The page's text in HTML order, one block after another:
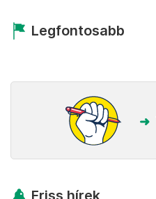
Legfontosabb